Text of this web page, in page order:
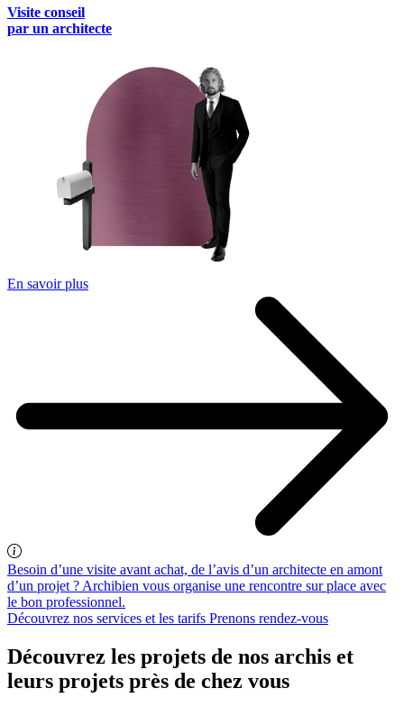
Visite conseil
par un architecte
En savoir plus
Besoin d’une visite avant achat, de l’avis d’un architecte en amont
d’un projet ? Archibien vous organise une rencontre sur place avec
le bon professionnel.
Découvrez nos services et les tarifs Prenons rendez-vous
Découvrez les projets de nos archis et
leurs projets près de chez vous